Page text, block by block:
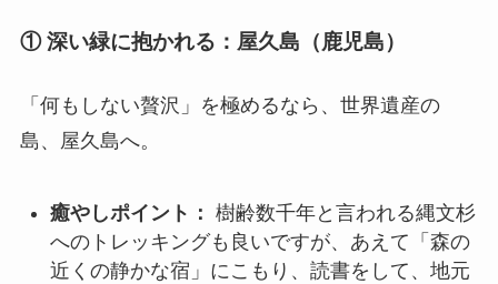
① 深い緑に抱かれる：屋久島（鹿児島）
「何もしない贅沢」を極めるなら、世界遺産の
島、屋久島へ。
癒やしポイント： 樹齢数千年と言われる縄文杉
へのトレッキングも良いですが、あえて「森の
近くの静かな宿」にこもり、読書をして、地元